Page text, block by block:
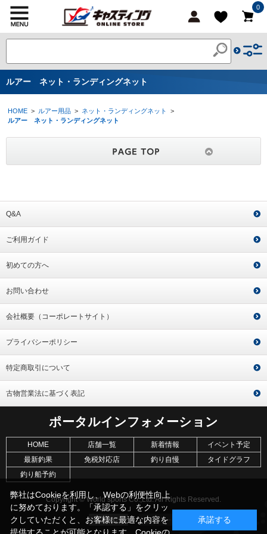
0
ルアー ネット・ランディングネット
HOME > ルアー用品 > ネット・ランディングネット
>
ルアー ネット・ランディングネット
Q&A
ご利用ガイド
初めての方へ
お問い合わせ
会社概要（コーポレートサイト）
プライバシーポリシー
特定商取引について
古物営業法に基づく表記
ポータルインフォメーション
HOME 店舗一覧 新着情報
イベント予定
最新釣果
免税対応店 釣り自慢
タイドグラフ
釣り船予約
Copyright © World sports Co.,Ltd. All Rights Reserved.
弊社はCookieを利用し、Webの利便性向上
に努めております。「承認する」をクリッ
クしていただくと、お客様に最適な内容を
承諾する